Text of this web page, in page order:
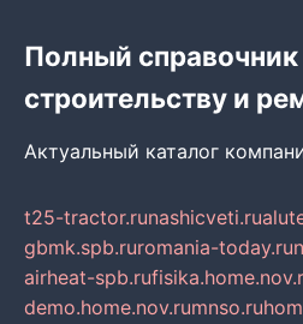
Полный справочник
строительству и
Актуальный каталог
t25-tractor.runashicveti.ru
gbmk.spb.ruromania-today.ru
airheat-spb.ru
demo.home.nov.rumnso.ru